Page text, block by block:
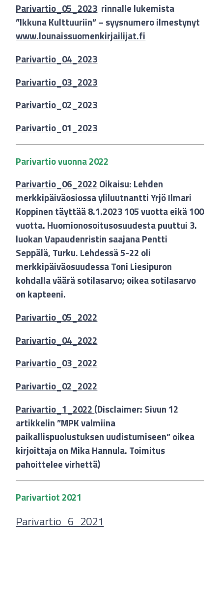
Parivartio_05_2023 rinnalle lukemista
”Ikkuna Kulttuuriin” – syysnumero ilmestynyt
www.lounaissuomenkirjailijat.fi
Parivartio_04_2023
Parivartio_03_2023
Parivartio_02_2023
Parivartio_01_2023
Parivartio vuonna 2022
Parivartio_06_2022 Oikaisu: Lehden
merkkipäiväosiossa yliluutnantti Yrjö Ilmari
Koppinen täyttää 8.1.2023 105 vuotta eikä 100
vuotta. Huomionosoitusosuudesta puuttui 3.
luokan Vapaudenristin saajana Pentti
Seppälä, Turku. Lehdessä 5-22 oli
merkkipäiväosuudessa Toni Liesipuron
kohdalla väärä sotilasarvo; oikea sotilasarvo
on kapteeni.
Parivartio_05_2022
Parivartio_04_2022
Parivartio_03_2022
Parivartio_02_2022
Parivartio_1_2022 (Disclaimer: Sivun 12
artikkelin ”MPK valmiina
paikallispuolustuksen uudistumiseen” oikea
kirjoittaja on Mika Hannula. Toimitus
pahoittelee virhettä)
Parivartiot 2021
Parivartio_6_2021